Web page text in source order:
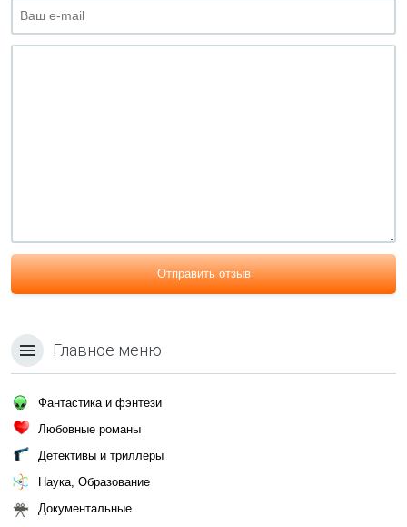
Отправить отзыв
Главное меню
Фантастика и фэнтези
Любовные романы
Детективы и триллеры
Наука, Образование
Документальные